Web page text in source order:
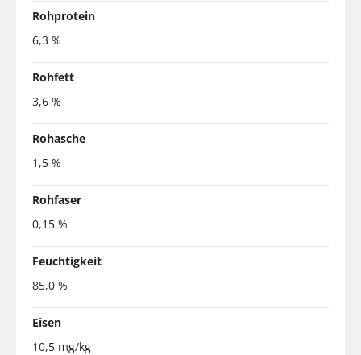
Rohprotein
6,3 %
Rohfett
3,6 %
Rohasche
1,5 %
Rohfaser
0,15 %
Feuchtigkeit
85,0 %
Eisen
10,5 mg/kg